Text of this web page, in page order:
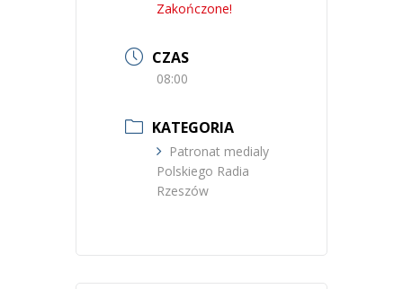
Zakończone!
CZAS
08:00
KATEGORIA
Patronat medialy
Polskiego Radia
Rzeszów